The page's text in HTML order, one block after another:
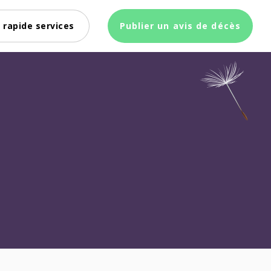
rapide services Publier un avis de décès